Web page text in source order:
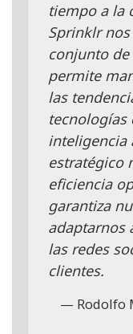
tiempo a la
Sprinklr
conjunto
permite
las
tecnologías
inteligencia
estratégico
eficiencia
garantiza
adaptarnos
las redes
clientes.
Rodolfo